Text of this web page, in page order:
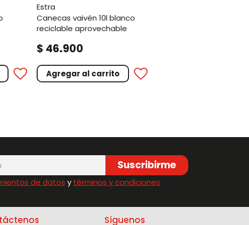
estra
canecas vaivén 10l blanco
reciclable aprovechable
$ 46.900
Agregar al carrito
Suscribirme
de datos y términos y condiciones
Síguenos